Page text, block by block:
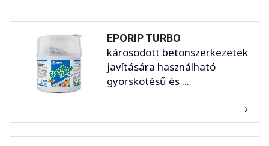
EPORIP TURBO
károsodott betonszerkezetek
javítására használható
gyorskötésű és ...